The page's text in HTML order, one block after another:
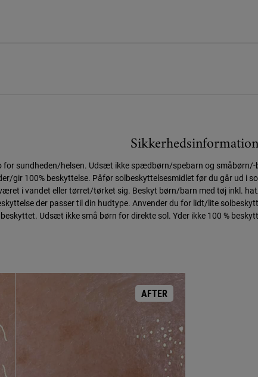
Sikkerhedsinformation
for sundheden/helsen. Udsæt ikke spædbørn/spebarn og
gir 100% beskyttelse. Påfør solbeskyttelsesmidlet før du går ud i
i vandet eller tørret/tørket sig. Beskyt børn/barn med tøj inkl.
der passer til din hudtype. Anvender du for lidt/lite
Udsæt ikke små børn for direkte sol. Yder ikke 100 %
AFTER